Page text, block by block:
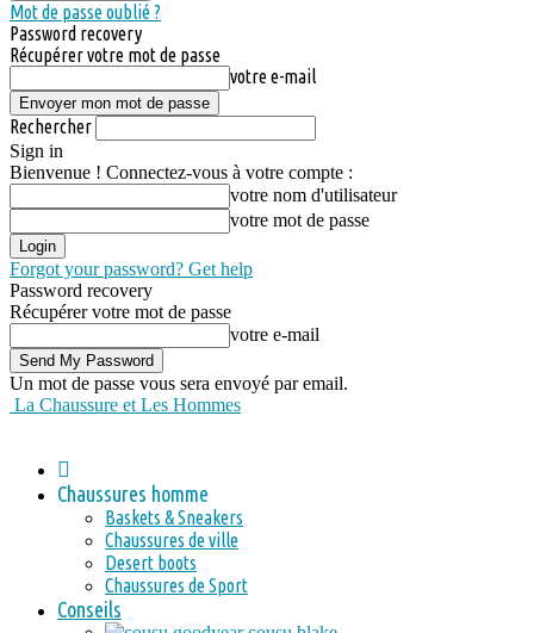
Mot de passe oublié ?
Password recovery
Récupérer votre mot de passe
votre e-mail
Rechercher
Sign in
Bienvenue ! Connectez-vous à votre compte :
votre nom d'utilisateur
votre mot de passe
Forgot your password? Get help
Password recovery
Récupérer votre mot de passe
votre e-mail
Un mot de passe vous sera envoyé par email.
La Chaussure et Les Hommes
Chaussures homme
Baskets & Sneakers
Chaussures de ville
Desert boots
Chaussures de Sport
Conseils